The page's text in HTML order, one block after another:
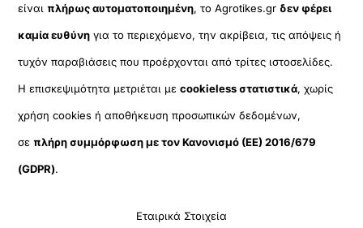
είναιπλήρως αυτοματοποιημένη, το Agrotikes.gr δεν φέρει
καμία ευθύνη για το περιεχόμενο, την ακρίβεια, τις απόψεις ή
τυχόν παραβιάσεις που προέρχονται από τρίτες ιστοσελίδες.
Η επισκεψιμότητα μετριέται μεcookieless στατιστικά, χωρίς
χρήση cookies ή αποθήκευση προσωπικών δεδομένων,
σεπλήρη συμμόρφωση με τον Κανονισμό (ΕΕ) 2016/679
(GDPR).
Εταιρικά Στοιχεία